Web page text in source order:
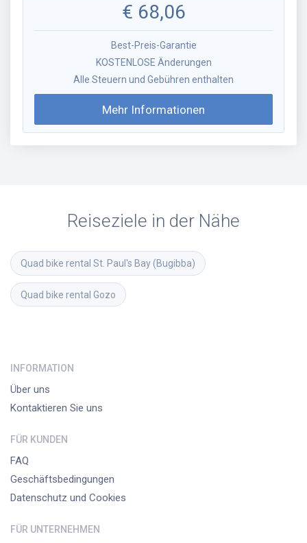
€ 68,06
Best-Preis-Garantie
KOSTENLOSE Änderungen
Alle Steuern und Gebühren enthalten
Mehr Informationen
Reiseziele in der Nähe
Quad bike rental St. Paul's Bay (Bugibba)
Quad bike rental Gozo
INFORMATION
Über uns
Kontaktieren Sie uns
FÜR KUNDEN
FAQ
Geschäftsbedingungen
Datenschutz und Cookies
FÜR UNTERNEHMEN